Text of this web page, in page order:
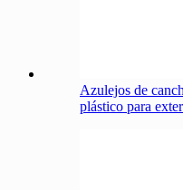
Azulejos de
plástico para